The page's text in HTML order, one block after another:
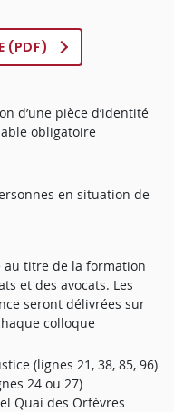
(PDF)
d’une pièce d’identité
obligatoire
en situation de
titre de la formation
et des avocats. Les
seront délivrées sur
colloque
(lignes 21, 38, 85, 96)
24 ou 27)
Quai des Orfèvres